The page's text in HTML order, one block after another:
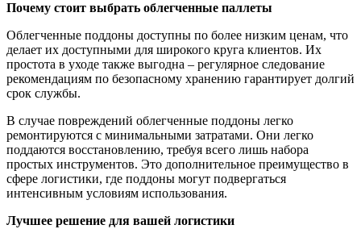
Почему стоит выбрать облегченные паллеты
Облегченные поддоны доступны по более низким ценам, что
делает их доступными для широкого круга клиентов. Их
простота в уходе также выгодна – регулярное следование
рекомендациям по безопасному хранению гарантирует долгий
срок службы.
В случае повреждений облегченные поддоны легко
ремонтируются с минимальными затратами. Они легко
поддаются восстановлению, требуя всего лишь набора
простых инструментов. Это дополнительное преимущество в
сфере логистики, где поддоны могут подвергаться
интенсивным условиям использования.
Лучшее решение для вашей логистики